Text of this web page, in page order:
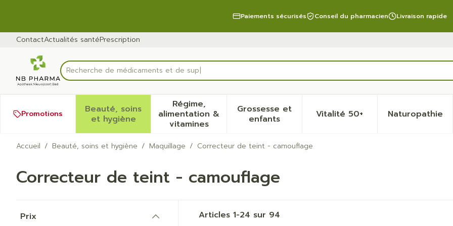
Paiements sécurisés Conseil du pharmacien Livraison rapide
ContactActualités santéPrescription
Rechercher
R
Promotions
Beauté, soins
et hygièneAfficher le sous-menu pour la catégorie Beauté, soins et hygiène
Régime,
alimentation &
vitaminesAfficher le sous-menu pour la catégorie Régime, alimentation
Grossesse et
enfants
Afficher le sous-menu pour la catégorie
Vitalité 50+Afficher le sous-menu
Naturopathie
Afficher
Accueil / Beauté, soins et hygiène / Maquillage / Correcteur de teint - camouflage
Correcteur de teint - camouflage
Prix
Articles 1-24 sur 94